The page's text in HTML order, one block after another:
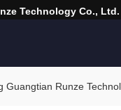
Technology Co., Ltd.
Guangtian Runze